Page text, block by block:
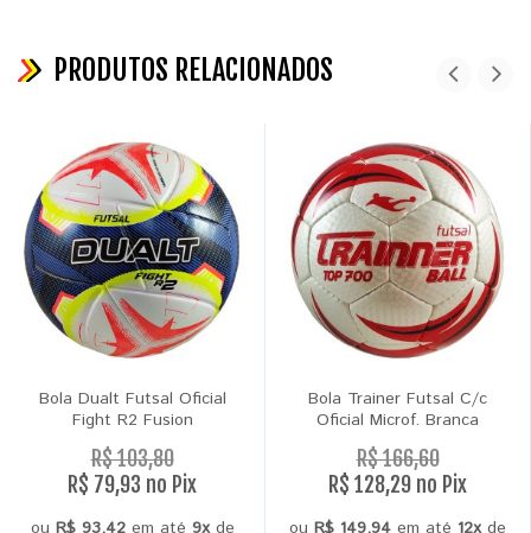
PRODUTOS RELACIONADOS
Bola Dualt Futsal Oficial
Fight R2 Fusion
R$ 103,80
R$ 79,93 no Pix
ou R$ 93,42em até 9xde
Bola Trainer Futsal C/c
Oficial Microf. Branca
R$ 166,60
R$ 128,29 no Pix
ou R$ 149,94 em até 12xde